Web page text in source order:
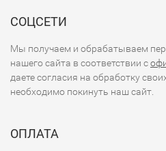
СОЦСЕТИ
Мы получаем и обрабатываем
нашего сайта в соответствии с
даете согласия на обработку
необходимо покинуть наш сайт.
ОПЛАТА